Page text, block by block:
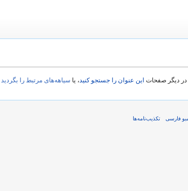
در دیگر صفحات این عنوان را جستجو کنید ، یا سیاهه‌های مرتبط را بگردید
فارسی تکذیب‌نامه‌ها